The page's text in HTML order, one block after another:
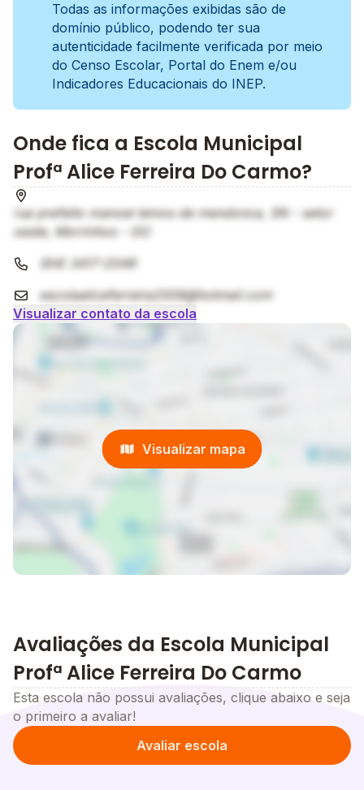
Todas as informações exibidas são de
domínio público, podendo ter sua
autenticidade facilmente verificada por meio
do Censo Escolar, Portal do Enem e/ou
Indicadores Educacionais do INEP.
Onde fica a Escola Municipal
Profª Alice Ferreira Do Carmo?
rua prefeito manoel lemos de mendonca, SN - setor
oeste, Morrinhos - GO
(64) 3417-2049
escolaaliceferreira2009@hotmail.com
Visualizar contato da escola
Visualizar mapa
Avaliações da Escola Municipal
Profª Alice Ferreira Do Carmo
Esta escola não possui avaliações, clique abaixo e seja
o primeiro a avaliar!
Avaliar escola